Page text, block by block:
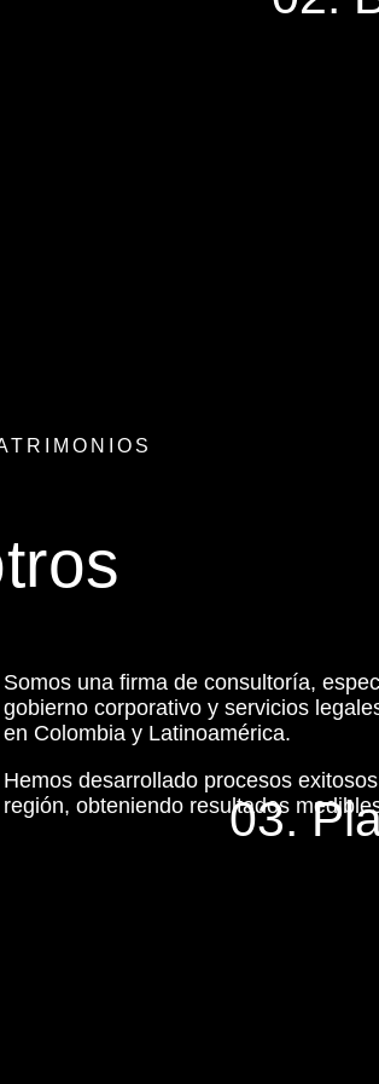
03.
Somos una firma de consultoría,
gobierno corporativo y servicios
en Colombia y Latinoamérica.
Hemos desarrollado procesos
región, obteniendo resultados